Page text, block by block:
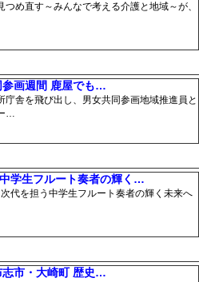
め直す～みんなで考える介護と地域～が、
画週間 鹿屋でも…
舎を飛び出し、男女共同参画地域推進員と
…
学生フルート奏者の輝く…
代を担う中学生フルート奏者の輝く未来へ
市・大崎町 歴史…